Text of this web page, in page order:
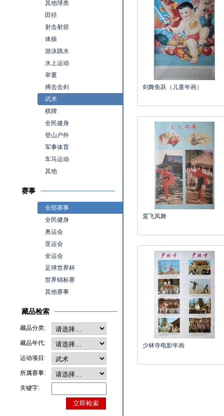
其他球类
田径
射击射箭
体操
游泳跳水
水上运动
举重
搏击击剑
武术
棋牌
全民健身
登山户外
军事体育
车马运动
其他
赛事
全部赛事
全民健身
奥运会
亚运会
全运会
足球世界杯
世界锦标赛
其他赛事
藏品检索
藏品分类:
藏品年代:
运动项目:
所属赛事:
关键字:
剑舞鱼跃（儿童年画）
鸾飞凤舞
少林寺电影年画